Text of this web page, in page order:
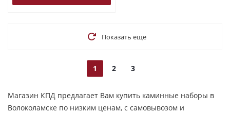
Показать еще
1 2 3
Магазин КПД предлагает Вам купить каминные наборы в
Волоколамске по низким ценам, с самовывозом и